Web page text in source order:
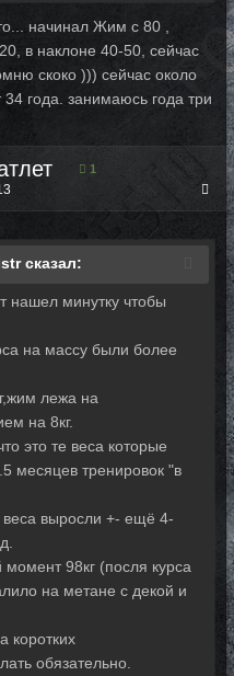
начинал Жим с 80 ,
в наклоне 40-50, сейчас
скоко ))) сейчас около
года. занимаюсь года три
1
сказал:
нашел минутку чтобы
на массу были более
лежа на
на 8кг.
это те веса которые
месяцев тренировок "в
веса выросли +- ещё 4-
98кг (посля курса
на метане с декой и
коротких
обязательно.